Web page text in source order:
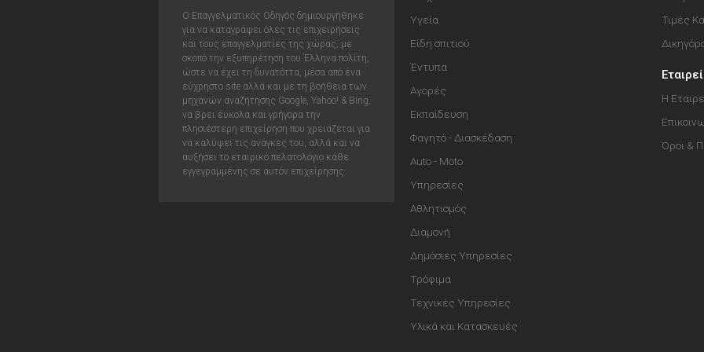
Ο Επαγγελματικός Οδηγός δημιουργήθηκε
για να καταγράψει όλες τις επιχειρήσεις
και τους επαγγελματίες της χώρας, με
σκοπό την εξυπηρέτηση του Έλληνα πολίτη,
ώστε να έχει τη δυνατόττα, μέσα από ένα
εύχρηστο site αλλά και με τη βοήθεια των
μηχανών αναζήτησης Google, Yahoo! & Bing,
να βρει έυκολα και γρήγορα την
πλησιέστερη επιχείρηση που χρειάζεται για
να καλύψει τις ανάγκες του, αλλά και να
αυξήσει το εταιρικό πελατολόγιο κάθε
εγγεγραμμένης σε αυτόν επιχείρησης.
Υγεία
Είδη σπιτιού
Έντυπα
Αγορές
Εκπαίδευση
Φαγητό - Διασκέδαση
Auto - Moto
Υπηρεσίες
Αθλητισμός
Διαμονή
Δημόσιες Υπηρεσίες
Τρόφιμα
Τεχνικές Υπηρεσίες
Υλικά και Κατασκευές
Τιμές
Η
Όροι &